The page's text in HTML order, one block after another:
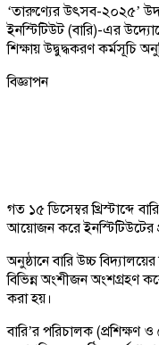
‘তারুণ্যের উৎসব-২০২৫’
ইনস্টিটিউট (বারি)-এর
শিক্ষায় উদ্বুদ্ধকরণ কর্মসূচি
বিজ্ঞাপন
গত ১৫ ডিসেম্বর খ্রিস্টাব্দে
আয়োজন করে ইনস্টিটিউটের
অনুষ্ঠানে বারি উচ্চ
বিভিন্ন অংশীজন অংশগ্রহণ
করা হয়।
বারি’র পরিচালক